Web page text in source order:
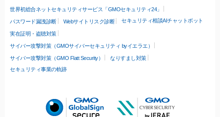
世界初総合ネットセキュリティサービス「GMOセキュリティ24」
パスワード漏洩診断 Webサイトリスク診断 セキュリティ相談AIチャットボット
実在証明・盗聴対策
サイバー攻撃対策（GMOサイバーセキュリティ byイエラエ）
サイバー攻撃対策（GMO Flatt Security）
なりすまし対策
セキュリティ事業の軌跡